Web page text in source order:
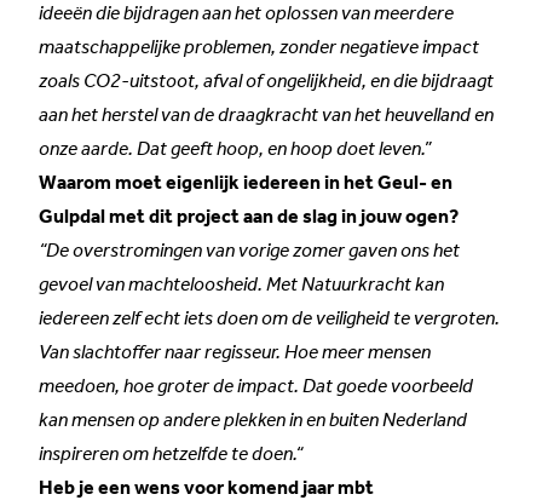
ideeën die bijdragen aan het oplossen van meerdere
maatschappelijke problemen, zonder negatieve impact
zoals CO2-uitstoot, afval of ongelijkheid, en die bijdraagt
aan het herstel van de draagkracht van het heuvelland en
onze aarde. Dat geeft hoop, en hoop doet leven.”
Waarom moet eigenlijk iedereen in het Geul- en
Gulpdal met dit project aan de slag in jouw ogen?
“De overstromingen van vorige zomer gaven ons het
gevoel van machteloosheid. Met Natuurkracht kan
iedereen zelf echt iets doen om de veiligheid te vergroten.
Van slachtoffer naar regisseur. Hoe meer mensen
meedoen, hoe groter de impact. Dat goede voorbeeld
kan mensen op andere plekken in en buiten Nederland
inspireren om hetzelfde te doen.“
Heb je een wens voor komend jaar mbt